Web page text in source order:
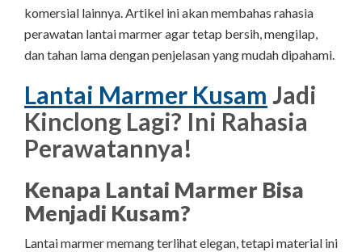
komersial lainnya. Artikel ini akan membahas rahasia
perawatan lantai marmer agar tetap bersih, mengilap,
dan tahan lama dengan penjelasan yang mudah dipahami.
Lantai Marmer Kusam Jadi
Kinclong Lagi? Ini Rahasia
Perawatannya!
Kenapa Lantai Marmer Bisa
Menjadi Kusam?
Lantai marmer memang terlihat elegan, tetapi material ini